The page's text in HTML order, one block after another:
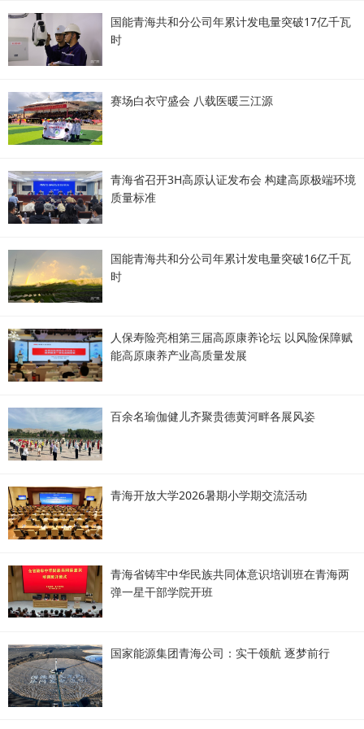
国能青海共和分公司年累计发电量突破17亿千瓦
时
赛场白衣守盛会 八载医暖三江源
青海省召开3H高原认证发布会 构建高原极端环境
质量标准
国能青海共和分公司年累计发电量突破16亿千瓦
时
人保寿险亮相第三届高原康养论坛 以风险保障赋
能高原康养产业高质量发展
百余名瑜伽健儿齐聚贵德黄河畔各展风姿
青海开放大学2026暑期小学期交流活动
青海省铸牢中华民族共同体意识培训班在青海两
弹一星干部学院开班
国家能源集团青海公司：实干领航 逐梦前行